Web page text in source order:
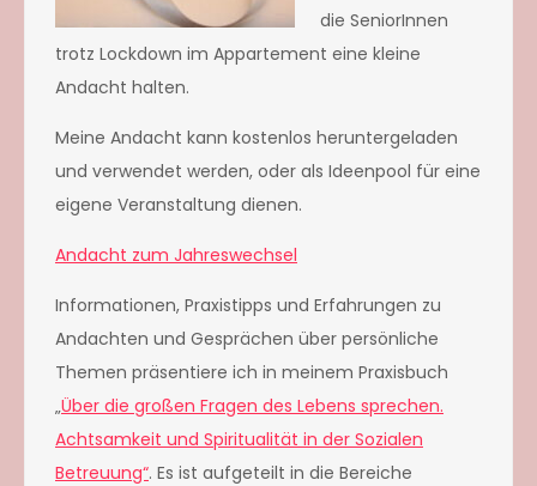
die SeniorInnen
trotz Lockdown im Appartement eine kleine
Andacht halten.
Meine Andacht kann kostenlos heruntergeladen
und verwendet werden, oder als Ideenpool für eine
eigene Veranstaltung dienen.
Andacht zum Jahreswechsel
Informationen, Praxistipps und Erfahrungen zu
Andachten und Gesprächen über persönliche
Themen präsentiere ich in meinem Praxisbuch
„Über die großen Fragen des Lebens sprechen.
Achtsamkeit und Spiritualität in der Sozialen
Betreuung“. Es ist aufgeteilt in die Bereiche